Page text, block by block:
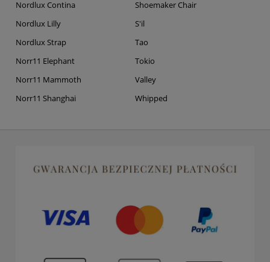
Nordlux Contina
Nordlux Lilly
Nordlux Strap
Norr11 Elephant
Norr11 Mammoth
Norr11 Shanghai
Shoemaker Chair
S'il
Tao
Tokio
Valley
Whipped